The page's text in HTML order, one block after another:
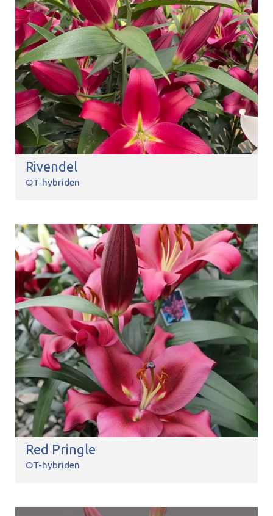
Rivendel
OT-hybriden
Red Pringle
OT-hybriden